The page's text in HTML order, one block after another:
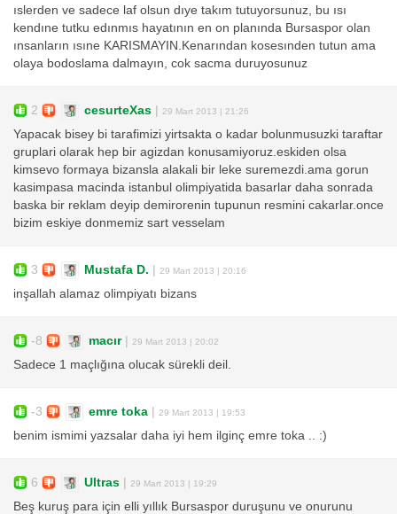
ıslerden ve sadece laf olsun dıye takım tutuyorsunuz, bu ısı
kendıne tutku edınmıs hayatının en on planında Bursaspor olan
ınsanların ısıne KARISMAYIN.Kenarından kosesınden tutun ama
olaya bodoslama dalmayın, cok sacma duruyosunuz
2 cesurteXas | 29 Mart 2013 | 21:26
Yapacak bisey bi tarafimizi yirtsakta o kadar bolunmusuzki taraftar
gruplari olarak hep bir agizdan konusamiyoruz.eskiden olsa
kimsevo formaya bizansla alakali bir leke suremezdi.ama gorun
kasimpasa macinda istanbul olimpiyatida basarlar daha sonrada
baska bir reklam deyip demirorenin tupunun resmini cakarlar.once
bizim eskiye donmemiz sart vesselam
3 Mustafa D. | 29 Mart 2013 | 20:16
inşallah alamaz olimpiyatı bizans
-8 macır| 29 Mart 2013 | 20:02
Sadece 1 maçlığına olucak sürekli deil.
-3 emre toka | 29 Mart 2013 | 19:53
benim ismimi yazsalar daha iyi hem ilginç emre toka .. :)
6 Ultras | 29 Mart 2013 | 19:29
Beş kuruş para için elli yıllık Bursaspor duruşunu ve onurunu